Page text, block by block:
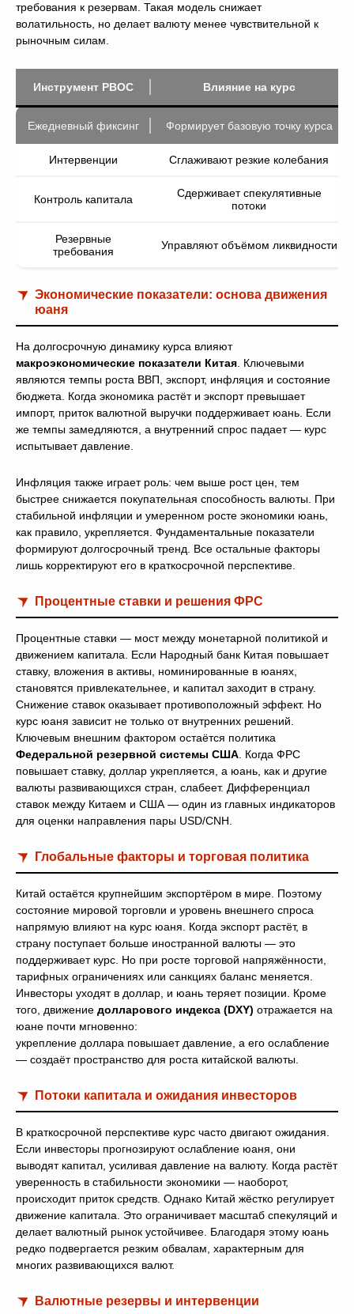
требования к резервам. Такая модель снижает
волатильность, но делает валюту менее чувствительной к
рыночным силам.
Инструмент PBOC Влияние на курс
Ежедневный фиксинг Формирует базовую точку курса
Интервенции Сглаживают резкие колебания
Контроль капитала
Сдерживает спекулятивные
потоки
Резервные
требования
Управляют объёмом ликвидности
Экономические показатели: основа движения
юаня
На долгосрочную динамику курса влияют
макроэкономические показатели Китая . Ключевыми
являются темпы роста ВВП, экспорт, инфляция и состояние
бюджета. Когда экономика растёт и экспорт превышает
импорт, приток валютной выручки поддерживает юань. Если
же темпы замедляются, а внутренний спрос падает — курс
испытывает давление.
Инфляция также играет роль: чем выше рост цен, тем
быстрее снижается покупательная способность валюты. При
стабильной инфляции и умеренном росте экономики юань,
как правило, укрепляется. Фундаментальные показатели
формируют долгосрочный тренд. Все остальные факторы
лишь корректируют его в краткосрочной перспективе.
Процентные ставки и решения ФРС
Процентные ставки — мост между монетарной политикой и
движением капитала. Если Народный банк Китая повышает
ставку, вложения в активы, номинированные в юанях,
становятся привлекательнее, и капитал заходит в страну.
Снижение ставок оказывает противоположный эффект. Но
курс юаня зависит не только от внутренних решений.
Ключевым внешним фактором остаётся политика
Федеральной резервной системы США . Когда ФРС
повышает ставку, доллар укрепляется, а юань, как и другие
валюты развивающихся стран, слабеет. Дифференциал
ставок между Китаем и США — один из главных индикаторов
для оценки направления пары USD/CNH.
Глобальные факторы и торговая политика
Китай остаётся крупнейшим экспортёром в мире. Поэтому
состояние мировой торговли и уровень внешнего спроса
напрямую влияют на курс юаня. Когда экспорт растёт, в
страну поступает больше иностранной валюты — это
поддерживает курс. Но при росте торговой напряжённости,
тарифных ограничениях или санкциях баланс меняется.
Инвесторы уходят в доллар, и юань теряет позиции. Кроме
того, движение долларового индекса (DXY) отражается на
юане почти мгновенно:
укрепление доллара повышает давление, а его ослабление
— создаёт пространство для роста китайской валюты.
Потоки капитала и ожидания инвесторов
В краткосрочной перспективе курс часто двигают ожидания.
Если инвесторы прогнозируют ослабление юаня, они
выводят капитал, усиливая давление на валюту. Когда растёт
уверенность в стабильности экономики — наоборот,
происходит приток средств. Однако Китай жёстко регулирует
движение капитала. Это ограничивает масштаб спекуляций и
делает валютный рынок устойчивее. Благодаря этому юань
редко подвергается резким обвалам, характерным для
многих развивающихся валют.
Валютные резервы и интервенции